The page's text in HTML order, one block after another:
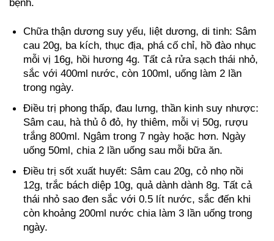
bệnh.
Chữa thận dương suy yếu, liệt dương, di tinh: Sâm
cau 20g, ba kích, thục địa, phá cố chỉ, hồ đào nhục
mỗi vị 16g, hồi hương 4g. Tất cả rửa sạch thái nhỏ,
sắc với 400ml nước, còn 100ml, uống làm 2 lần
trong ngày.
Điều trị phong thấp, đau lưng, thần kinh suy nhược:
Sâm cau, hà thủ ô đỏ, hy thiêm, mỗi vị 50g, rượu
trắng 800ml. Ngâm trong 7 ngày hoặc hơn. Ngày
uống 50ml, chia 2 lần uống sau mỗi bữa ăn.
Điều trị sốt xuất huyết: Sâm cau 20g, cỏ nhọ nồi
12g, trắc bách diệp 10g, quả dành dành 8g. Tất cả
thái nhỏ sao đen sắc với 0.5 lít nước, sắc đến khi
còn khoảng 200ml nước chia làm 3 lần uống trong
ngày.